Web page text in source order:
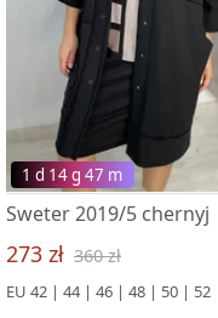
1 d 14 g 47 m
Sweter 2019/5 chernyj
273 zł 360 zł